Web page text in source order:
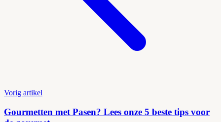
Vorig artikel
Gourmetten met Pasen? Lees onze 5 beste tips voor